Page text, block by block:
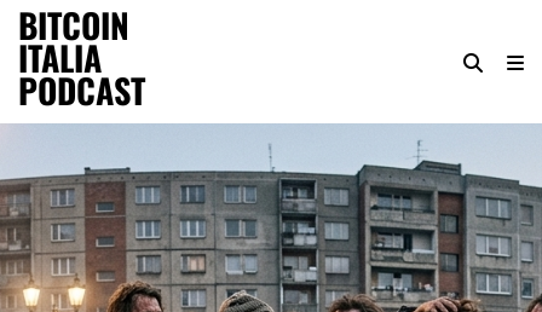
BITCOIN
ITALIA
PODCAST